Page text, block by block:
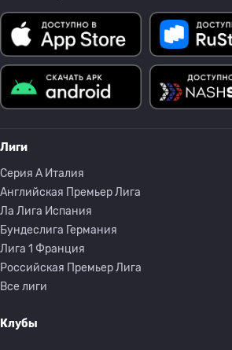
Лиги
Серия A Италия
Английская Премьер Лига
Ла Лига Испания
Бундеслига Германия
Лига 1 Франция
Российская Премьер Лига
Все лиги
Клубы